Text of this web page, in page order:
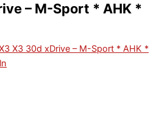
– M-Sport * AHK *